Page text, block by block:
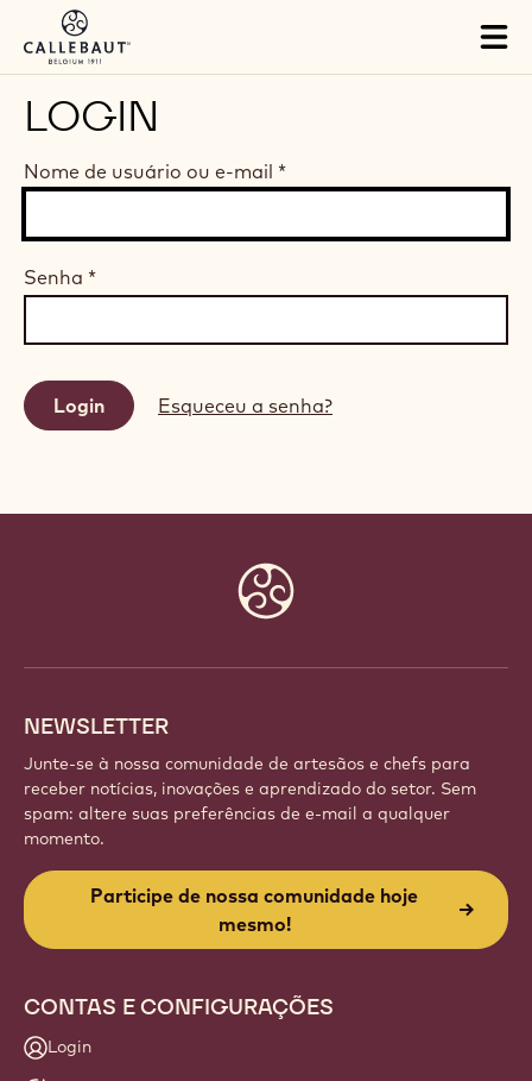
Skip to main content
LOGIN
Nome de usuário ou e-mail *
Senha *
Esqueceu a senha?
NEWSLETTER
Junte-se à nossa comunidade de artesãos e chefs para
receber notícias, inovações e aprendizado do setor. Sem
spam: altere suas preferências de e-mail a qualquer
momento.
Participe de nossa comunidade hoje
mesmo!
CONTAS E CONFIGURAÇÕES
Login